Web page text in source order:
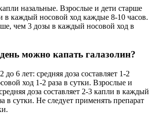
назальные. Взрослые и дети старше
в каждый носовой ход каждые 8-10 часов.
чем 3 дозы в каждый носовой ход в
можно капать галазолин?
до 6 лет: средняя доза составляет 1-2
ход 1-2 раза в сутки. Взрослые и
доза составляет 2-3 капли в каждый
в сутки. Не следует применять препарат